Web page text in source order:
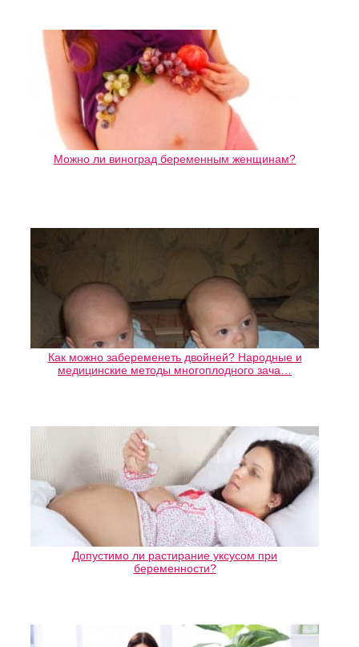
Можно ли виноград беременным женщинам?
Как можно забеременеть двойней? Народные и
медицинские методы многоплодного зача…
Допустимо ли растирание уксусом при
беременности?